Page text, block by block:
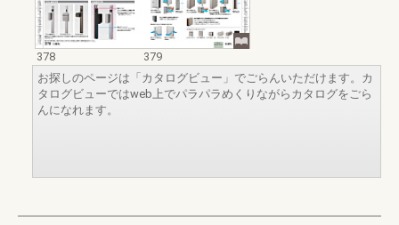
378
379
お探しのページは「カタログビュー」でごらんいただけます。カ
タログビューではweb上でパラパラめくりながらカタログをごら
んになれます。